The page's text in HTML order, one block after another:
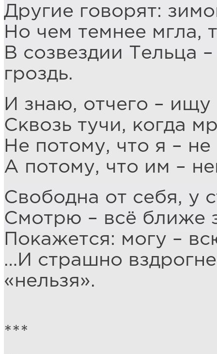
Другие говорят:
Но чем темнее мгла,
В созвездии Тельца
гроздь.
И знаю, отчего – ищу
Сквозь тучи, когда
Не потому, что я –
А потому, что им –
Свободна от себя, у
Смотрю – всё ближе
Покажется: могу –
…И страшно
«нельзя».
***